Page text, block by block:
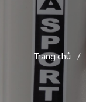
Trang chủ /